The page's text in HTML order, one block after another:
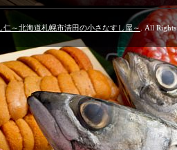
仁～北海道札幌市清田の小さなすし屋～ . All